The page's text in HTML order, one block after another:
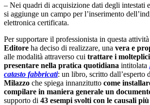
– Nei quadri di acquisizione dati degli intestati
si aggiunge un campo per l’inserimento
elettronica certificata.
Per supportare il professionista in questa attività
Editore ha deciso di realizzare, una vera e
alle modalità attraverso cui trattare i molteplici
presentare nella pratica quotidiana intitolata
catasto fabbricati: un libro, scritto dall’esperto
Milazzo che spiega innanzitutto come
compilare in maniera generale un
supporto di 43 esempi svolti con le causali